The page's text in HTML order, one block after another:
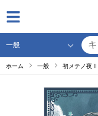
ホーム 一般 初メテノ夜